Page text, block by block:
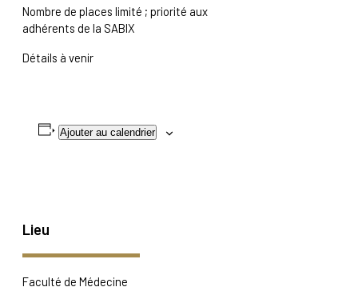
Nombre de places limité ; priorité aux
adhérents de la SABIX
Détails à venir
Ajouter au calendrier
Lieu
Faculté de Médecine